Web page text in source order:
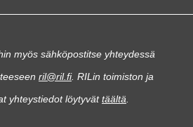
myös sähköpostitse yhteydessä
ril@ril.fi. RILin toimiston ja
yhteystiedot löytyvättäältä